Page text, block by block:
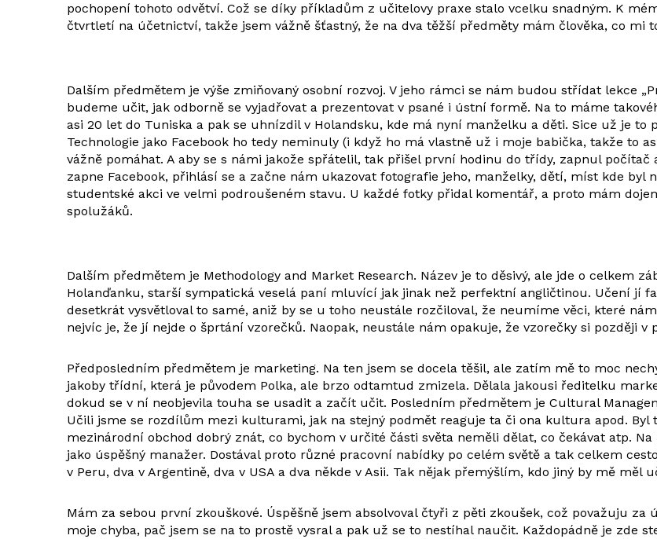
pochopení tohoto odvětví. Což se díky příkladům z učitelovy praxe stalo vcelku snadným. K
čtvrtletí na účetnictví, takže jsem vážně šťastný, že na dva těžší předměty mám člověka, co mi
Dalším předmětem je výše zmiňovaný osobní rozvoj. V jeho rámci se nám budou střídat lekce
budeme učit, jak odborně se vyjadřovat a prezentovat v psané i ústní formě. Na to máme
asi 20 let do Tuniska a pak se uhnízdil v Holandsku, kde má nyní manželku a děti. Sice už je to
Technologie jako Facebook ho tedy neminuly (i když ho má vlastně už i moje babička, takže to
vážně pomáhat. A aby se s námi jakože spřátelil, tak přišel první hodinu do třídy, zapnul počítač
zapne Facebook, přihlásí se a začne nám ukazovat fotografie jeho, manželky, dětí, míst kde byl
studentské akci ve velmi podroušeném stavu. U každé fotky přidal komentář, a proto mám
spolužáků.
Dalším předmětem je Methodology and Market Research. Název je to děsivý, ale jde o celkem
Holanďanku, starší sympatická veselá paní mluvící jak jinak než perfektní angličtinou. Učení jí
desetkrát vysvětloval to samé, aniž by se u toho neustále rozčiloval, že neumíme věci, které
nejvíc je, že jí nejde o šprtání vzorečků. Naopak, neustále nám opakuje, že vzorečky si později
Předposledním předmětem je marketing. Na ten jsem se docela těšil, ale zatím mě to moc
jakoby třídní, která je původem Polka, ale brzo odtamtud zmizela. Dělala jakousi ředitelku
dokud se v ní neobjevila touha se usadit a začít učit. Posledním předmětem je Cultural
Učili jsme se rozdílům mezi kulturami, jak na stejný podmět reaguje ta či ona kultura apod. Byl
mezinárodní obchod dobrý znát, co bychom v určité části světa neměli dělat, co čekávat atp.
jako úspěšný manažer. Dostával proto různé pracovní nabídky po celém světě a tak celkem
v Peru, dva v Argentině, dva v USA a dva někde v Asii. Tak nějak přemýšlím, kdo jiný by mě
Mám za sebou první zkouškové. Úspěšně jsem absolvoval čtyři z pěti zkoušek, což považuju za
moje chyba, pač jsem se na to prostě vysral a pak už se to nestíhal naučit. Každopádně je zde